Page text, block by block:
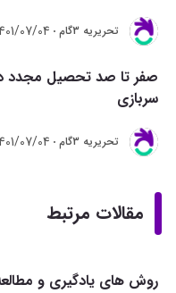
تحريريه 3گام 07/04
صفر تا صد تحصیل مجدد
سربازی
تحريريه 3گام 07/04
مقالات مرتبط
روش های یادگیری و